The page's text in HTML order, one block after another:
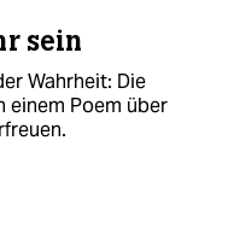
sein
Wahrheit: Die
einem Poem über